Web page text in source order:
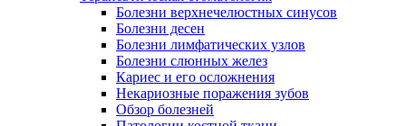
Болезни верхнечелюстных синусов
Болезни десен
Болезни лимфатических узлов
Болезни слюнных желез
Кариес и его осложнения
Некариозные поражения зубов
Обзор болезней